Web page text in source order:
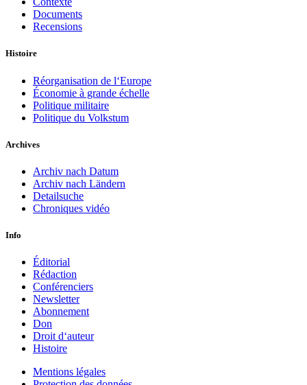
Documents
Recensions
Histoire
Réorganisation de l‘Europe
Économie à grande échelle
Politique militaire
Politique du Volkstum
Archives
Archiv nach Datum
Archiv nach Ländern
Detailsuche
Chroniques vidéo
Info
Éditorial
Rédaction
Conférenciers
Newsletter
Abonnement
Don
Droit d‘auteur
Histoire
Mentions légales